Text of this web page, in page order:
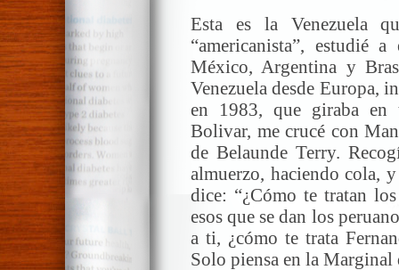
Esta es la Venezuela
“americanista”, estudié
México, Argentina y
Venezuela desde Europa,
en 1983, que giraba en
Bolivar, me crucé con
de Belaunde Terry.
almuerzo, haciendo cola,
dice: “¿Cómo te tratan
esos que se dan los
a ti, ¿cómo te trata
Solo piensa en la Marginal